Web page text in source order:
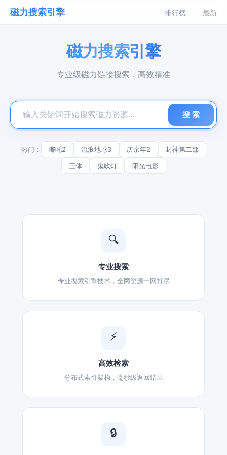
磁力搜索引擎 排行榜 最新
磁力搜索引擎
专业级磁力链接搜索，高效精准
搜 索
热门： 哪吒2 流浪地球3 庆余年2
封神第二部
三体
鬼吹灯 阳光电影
🔍
专业搜索
专业搜索引擎技术，全网资源一网打尽
⚡
高效检索
分布式索引架构，毫秒级返回结果
🔒